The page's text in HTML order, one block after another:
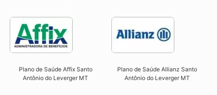
Plano de Saúde Affix Santo
Antônio do Leverger MT​
Plano de Saúde Allianz Santo
Antônio do Leverger MT​